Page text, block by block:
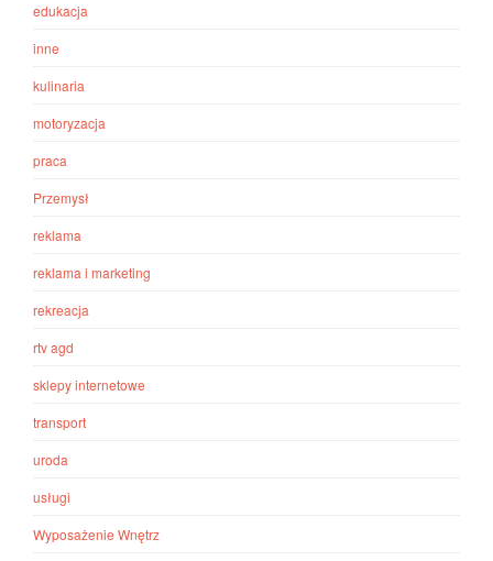
edukacja
inne
kulinaria
motoryzacja
praca
Przemysł
reklama
reklama i marketing
rekreacja
rtv agd
sklepy internetowe
transport
uroda
usługi
Wyposażenie Wnętrz